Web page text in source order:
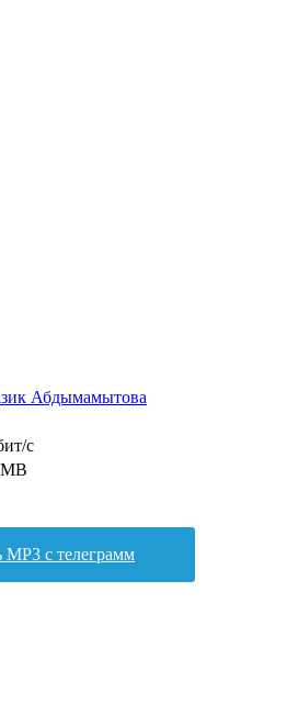
Абдымамытова
с
MP3 с телеграмм